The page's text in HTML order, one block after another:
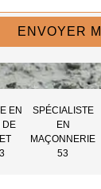
EN
DE
SPÉCIALISTE
EN
MAÇONNERIE
53